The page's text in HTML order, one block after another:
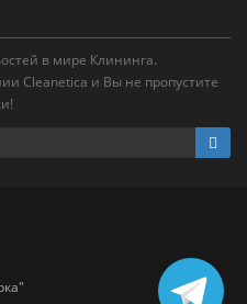
в мире Клининга.
Cleanetica и Вы не пропустите